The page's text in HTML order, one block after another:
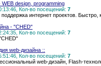
design, programming
Кол-во посещений: 7
интернет проектов. Быстро,
- "CHED"
Кол-во посещений: 7
web-дизайна ::
Кол-во посещений: 7
web-дизайн, Flash-